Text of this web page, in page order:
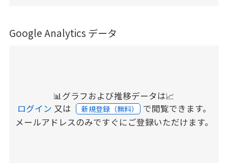
Google Analytics データ
📊グラフおよび推移データは📈
ログイン 又は 新規登録（無料） で閲覧できます。
メールアドレスのみですぐにご登録いただけます。